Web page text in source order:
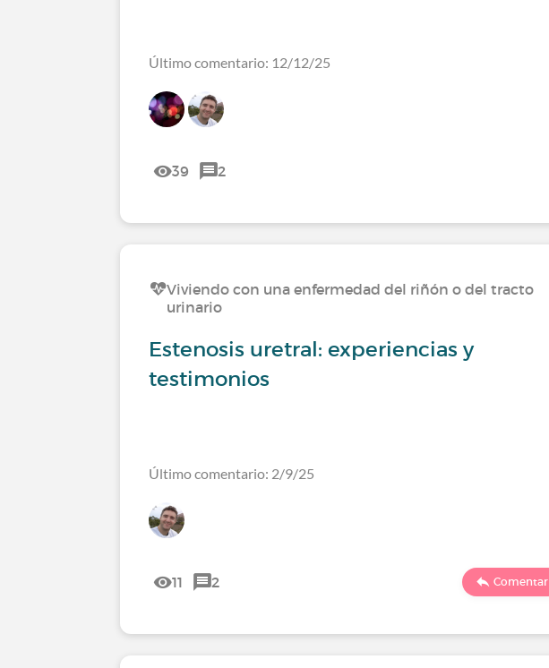
Último comentario: 12/12/25
39 2
Viviendo con una enfermedad del riñón o del tracto
urinario
Estenosis uretral: experiencias y
testimonios
Último comentario: 2/9/25
11 2 Comentar